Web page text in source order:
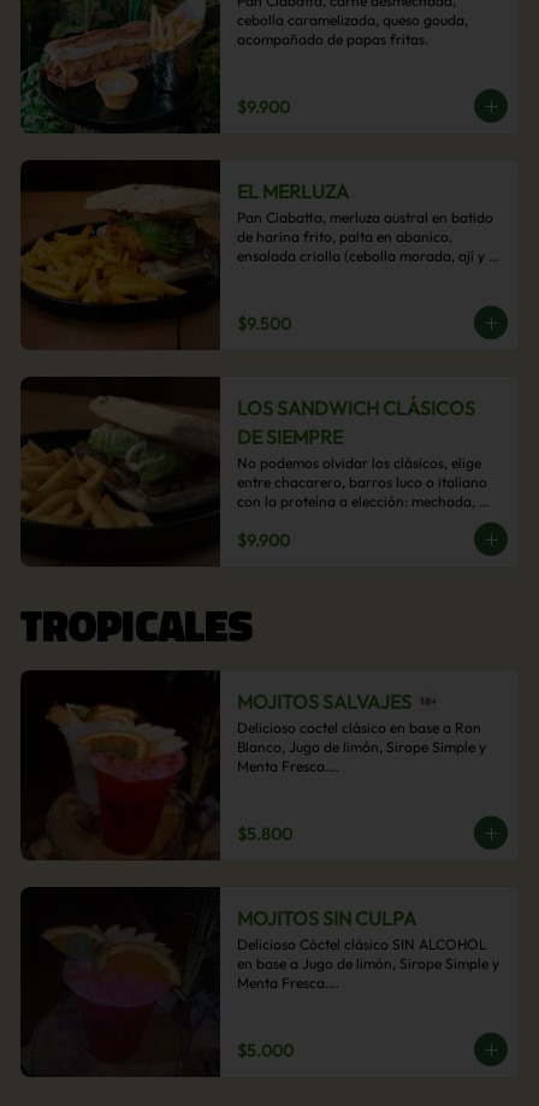
cebolla caramelizada, queso gouda,
acompañado de papas fritas.
$9.900
EL MERLUZA
Pan Ciabatta, merluza austral en batido
de harina frito, palta en abanico,
ensalada criolla (cebolla morada, ají y
$9.500
LOS SANDWICH CLÁSICOS
DE SIEMPRE
No podemos olvidar los clásicos, elige
entre chacarero, barros luco o italiano
con la proteína a elección: mechada,
acompañamiento de papas fritas.
$9.900
TROPICALES
MOJITOS SALVAJES
Delicioso coctel clásico en base a Ron
Blanco, Jugo de limón, Sirope Simple y
Menta Fresca.
$5.800
MOJITOS SIN CULPA
Delicioso Cóctel clásico SIN ALCOHOL
en base a Jugo de limón, Sirope Simple y
Menta Fresca.
$5.000